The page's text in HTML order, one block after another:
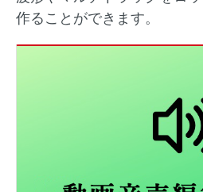
作ることができます。